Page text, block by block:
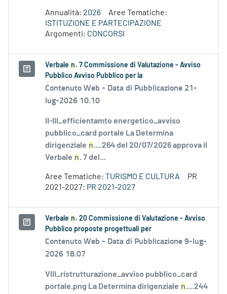
Annualità: 2026
Aree Tematiche:
ISTITUZIONE E PARTECIPAZIONE
Argomenti: CONCORSI
Verbale n . 7 Commissione di Valutazione - Avviso
Pubblico Avviso Pubblico per la
Contenuto Web - Data di Pubblicazione 21-
lug-2026 10.10
II-III_efficientamto energetico_avviso
pubblico_card portale La Determina
dirigenziale n....264 del 20/07/2026 approva il
Verbale n. 7 del...
Aree Tematiche: TURISMO E CULTURA
PR
2021-2027: PR 2021-2027
Verbale n . 20 Commissione di Valutazione - Avviso
Pubblico proposte progettuali per
Contenuto Web - Data di Pubblicazione 9-lug-
2026 18.07
VIII_ristrutturazione_avviso pubblico_card
portale.png La Determina dirigenziale n....244